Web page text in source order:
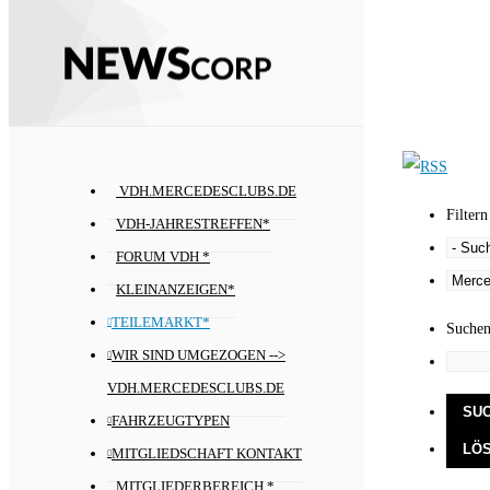
VDH.MERCEDESCLUBS.DE
VDH-JAHRESTREFFEN*
FORUM VDH *
KLEINANZEIGEN*
TEILEMARKT*
WIR SIND UMGEZOGEN -->
VDH.MERCEDESCLUBS.DE
FAHRZEUGTYPEN
MITGLIEDSCHAFT KONTAKT
MITGLIEDERBEREICH *
Filtern
Suchen